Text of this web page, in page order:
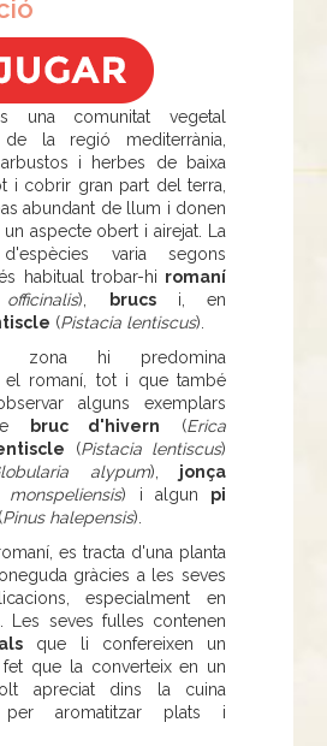
una comunitat vegetal
de la regió mediterrània,
i herbes de baixa
i cobrir gran part del terra,
abundant de llum i donen
aspecte obert i airejat. La
varia segons
habitual trobar-hi romaní
), brucsi, en
(Pistacia lentiscus).
zona hi predomina
el romaní, tot i que també
alguns exemplars
bruc d'hivern (Erica
(Pistacia lentiscus)
alypum), jonça
monspeliensis) i algun pi
Pinus halepensis).
es tracta d'una planta
gràcies a les seves
especialment en
. Les seves fulles contenen
que li confereixen un
fet que la converteix en un
apreciat dins la cuina
per aromatitzar plats i